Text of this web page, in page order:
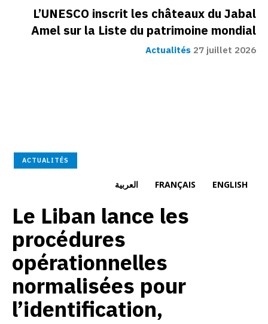
L’UNESCO inscrit les châteaux du Jabal
Amel sur la Liste du patrimoine mondial
Actualités 27 juillet 2026